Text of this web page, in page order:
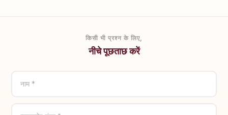
किसी भी प्रश्न के लिए,
नीचे पूछताछ करें
नाम *